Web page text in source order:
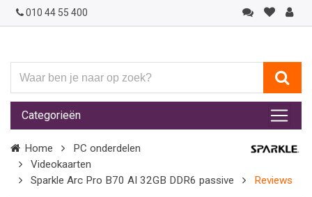
010 44 55 400
ben
je
naar
op
zoek?
Categorieën
Home
PC onderdelen
Videokaarten
Sparkle Arc Pro B70 AI 32GB DDR6 passive
Reviews